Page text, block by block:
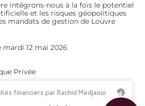
intégrons-nous à la fois le potentiel
et les risques géopolitiques
mandats de gestion de Louvre
12 mai 2026
Privée